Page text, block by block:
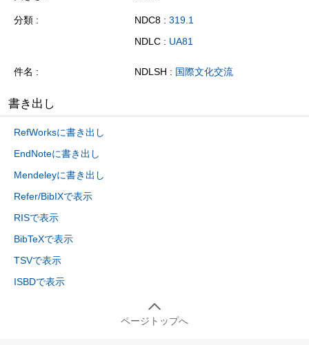
分類 NDC8 : 319.1
NDLC : UA81
件名 NDLSH : 国際文化交流
書き出し
RefWorksに書き出し
EndNoteに書き出し
Mendeleyに書き出し
Refer/BibIXで表示
RISで表示
BibTeXで表示
TSVで表示
ISBDで表示
ページトップへ